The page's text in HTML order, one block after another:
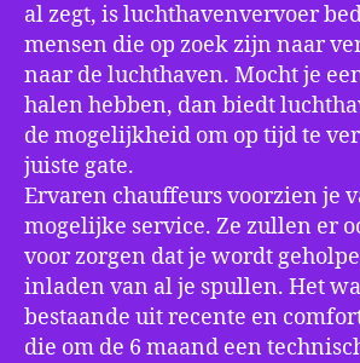
al zegt, is luchthavenvervoer
mensen die op zoek zijn naar
naar de luchthaven. Mocht je
halen hebben, dan biedt
de mogelijkheid om op tijd te
juiste gate.
Ervaren chauffeurs voorzien je
mogelijke service. Ze zullen er
voor zorgen dat je wordt
inladen van al je spullen. Het
bestaande uit recente en
die om de 6 maand een